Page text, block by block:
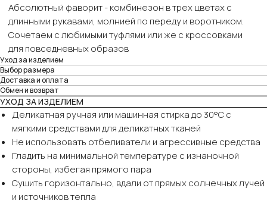
Абсолютный фаворит - комбинезон в трех цветах с
длинными рукавами, молнией по переду и воротником.
Сочетаем с любимыми туфлями или же с кроссовками
для повседневных образов
Уход за изделием
Выбор размера
Доставка и оплата
Обмен и возврат
УХОД ЗА ИЗДЕЛИЕМ
Деликатная ручная или машинная стирка до 30°C с
мягкими средствами для деликатных тканей
Не использовать отбеливатели и агрессивные средства
Гладить на минимальной температуре с изнаночной
стороны, избегая прямого пара
Сушить горизонтально, вдали от прямых солнечных лучей
и источников тепла